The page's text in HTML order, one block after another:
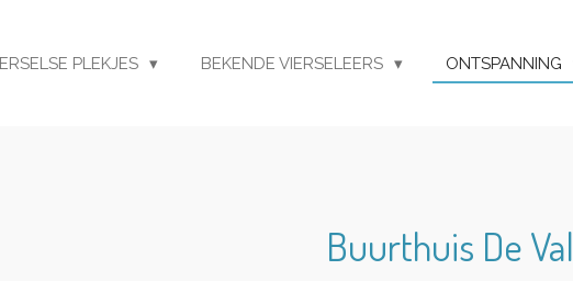
PLEKJES BEKENDE VIERSELEERS ONTSPANNING
Buurthuis De Val